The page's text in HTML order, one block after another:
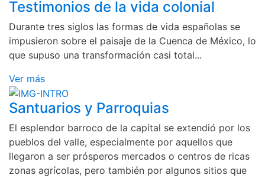
Testimonios de la vida colonial
Durante tres siglos las formas de vida españolas se
impusieron sobre el paisaje de la Cuenca de México, lo
que supuso una transformación casi total...
Ver más
Santuarios y Parroquias
El esplendor barroco de la capital se extendió por los
pueblos del valle, especialmente por aquellos que
llegaron a ser prósperos mercados o centros de ricas
zonas agrícolas, pero también por algunos sitios que